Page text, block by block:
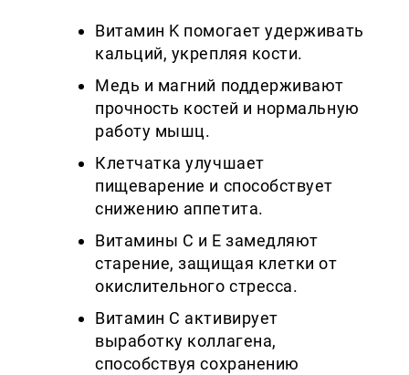
Витамин K помогает удерживать
кальций, укрепляя кости.
Медь и магний поддерживают
прочность костей и нормальную
работу мышц.
Клетчатка улучшает
пищеварение и способствует
снижению аппетита.
Витамины C и E замедляют
старение, защищая клетки от
окислительного стресса.
Витамин C активирует
выработку коллагена,
способствуя сохранению